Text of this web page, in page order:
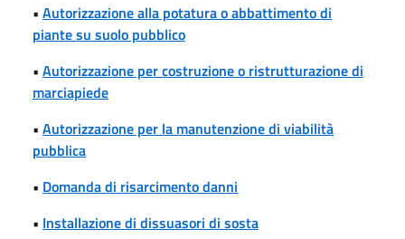
• Autorizzazione alla potatura o abbattimento di
piante su suolo pubblico
• Autorizzazione per costruzione o ristrutturazione di
marciapiede
• Autorizzazione per la manutenzione di viabilità
pubblica
• Domanda di risarcimento danni
• Installazione di dissuasori di sosta